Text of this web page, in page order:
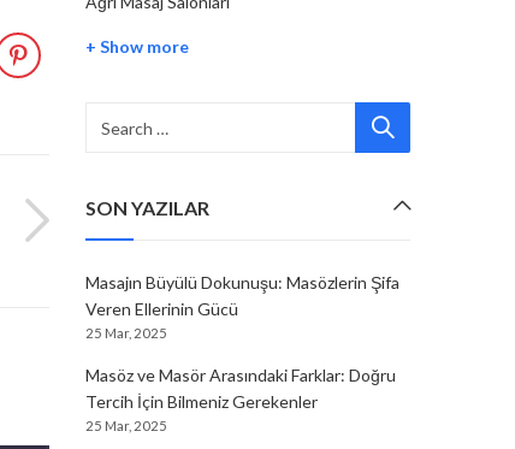
+ Show more
SON YAZILAR
Masajın Büyülü Dokunuşu: Masözlerin Şifa
Veren Ellerinin Gücü
25 Mar, 2025
Masöz ve Masör Arasındaki Farklar: Doğru
Tercih İçin Bilmeniz Gerekenler
25 Mar, 2025